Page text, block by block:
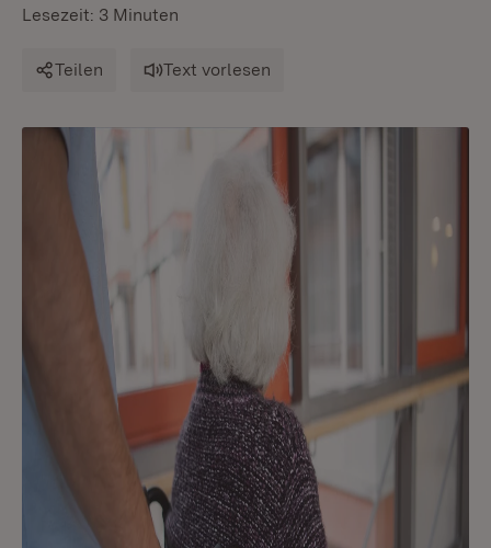
Lesezeit: 3 Minuten
Teilen Text vorlesen